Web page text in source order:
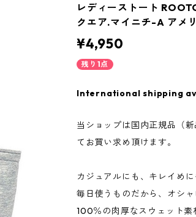
レディーストート
クエア.マイニチ-A アメ
¥4,950
残り1点
International shipping
当ショップは国内正規品（
てお買い求め頂けます。
カジュアルにも、キレイめ
毎日使うものだから、オシ
100％の肉厚なスウェット